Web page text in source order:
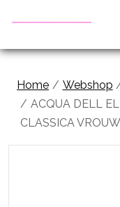
Home Webshop
ACQUA DELL
CLASSICA VROUW